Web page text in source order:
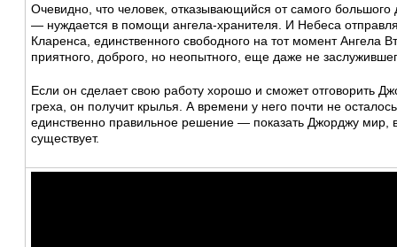
Очевидно, что человек, отказывающийся от самого
— нуждается в помощи ангела-хранителя. И Небеса
Кларенса, единственного свободного на тот момент Ангела
приятного, доброго, но неопытного, еще даже не
Если он сделает свою работу хорошо и сможет отговорить
греха, он получит крылья. А времени у него почти не
единственно правильное решение — показать Джорджу мир,
существует.